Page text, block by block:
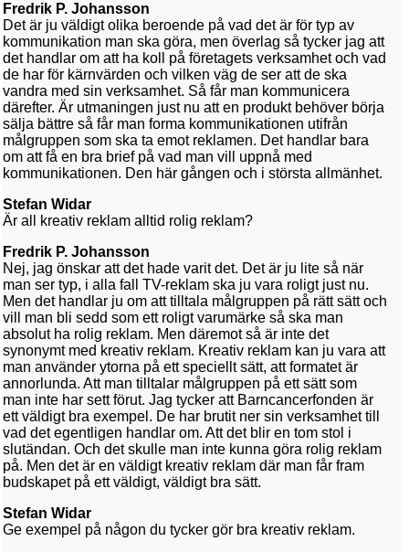
Fredrik P. Johansson
Det är ju väldigt olika beroende på vad det är för typ av
kommunikation man ska göra, men överlag så tycker jag att
det handlar om att ha koll på företagets verksamhet och vad
de har för kärnvärden och vilken väg de ser att de ska
vandra med sin verksamhet. Så får man kommunicera
därefter. Är utmaningen just nu att en produkt behöver börja
sälja bättre så får man forma kommunikationen utifrån
målgruppen som ska ta emot reklamen. Det handlar bara
om att få en bra brief på vad man vill uppnå med
kommunikationen. Den här gången och i största allmänhet.
Stefan Widar
Är all kreativ reklam alltid rolig reklam?
Fredrik P. Johansson
Nej, jag önskar att det hade varit det. Det är ju lite så när
man ser typ, i alla fall TV-reklam ska ju vara roligt just nu.
Men det handlar ju om att tilltala målgruppen på rätt sätt och
vill man bli sedd som ett roligt varumärke så ska man
absolut ha rolig reklam. Men däremot så är inte det
synonymt med kreativ reklam. Kreativ reklam kan ju vara att
man använder ytorna på ett speciellt sätt, att formatet är
annorlunda. Att man tilltalar målgruppen på ett sätt som
man inte har sett förut. Jag tycker att Barncancerfonden är
ett väldigt bra exempel. De har brutit ner sin verksamhet till
vad det egentligen handlar om. Att det blir en tom stol i
slutändan. Och det skulle man inte kunna göra rolig reklam
på. Men det är en väldigt kreativ reklam där man får fram
budskapet på ett väldigt, väldigt bra sätt.
Stefan Widar
Ge exempel på någon du tycker gör bra kreativ reklam.